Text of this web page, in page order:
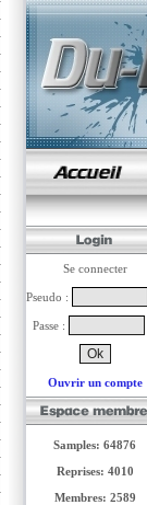
Se connecter
Pseudo :
Passe :
Ouvrir un compte
Samples: 64876
Reprises: 4010
Membres: 2589